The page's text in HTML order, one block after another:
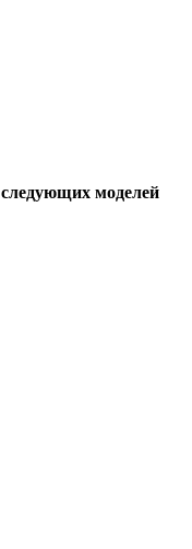
следующих моделей